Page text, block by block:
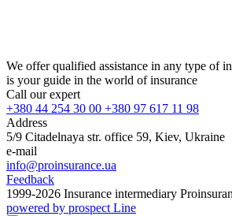
We offer qualified assistance in any type of
is your guide in the world of insurance
Call our expert
+380 44 254 30 00 +380 97 617 11 98
Address
5/9 Citadelnaya str. office 59, Kiev, Ukraine
e-mail
info@proinsurance.ua
Feedback
1999-2026 Insurance intermediary
powered by prospect Line